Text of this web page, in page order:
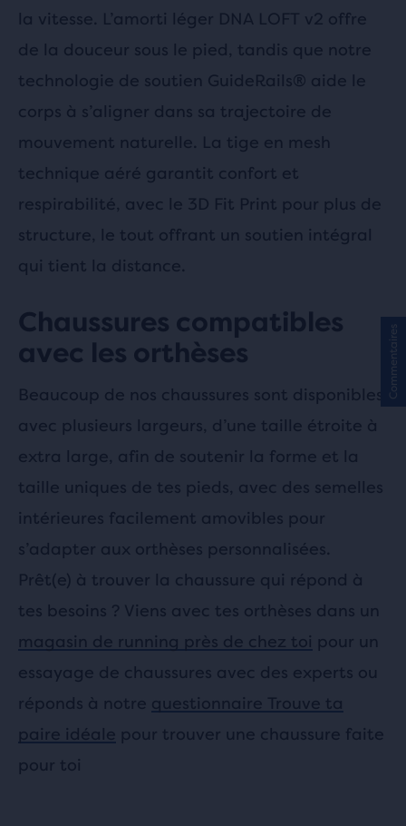
la vitesse. L’amorti léger DNA LOFT v2 offre
de la douceur sous le pied, tandis que notre
technologie de soutien GuideRails® aide le
corps à s’aligner dans sa trajectoire de
mouvement naturelle. La tige en mesh
technique aéré garantit confort et
respirabilité, avec le 3D Fit Print pour plus de
structure, le tout offrant un soutien intégral
qui tient la distance.
Chaussures compatibles
avec les orthèses
Beaucoup de nos chaussures sont disponibles
avec plusieurs largeurs, d’une taille étroite à
extra large, afin de soutenir la forme et la
taille uniques de tes pieds, avec des semelles
intérieures facilement amovibles pour
s’adapter aux orthèses personnalisées.
Prêt(e) à trouver la chaussure qui répond à
tes besoins ? Viens avec tes orthèses dans un
magasin de running près de chez toi pour un
essayage de chaussures avec des experts ou
réponds à notre questionnaire Trouve ta
paire idéale pour trouver une chaussure faite
pour toi
Commentaires